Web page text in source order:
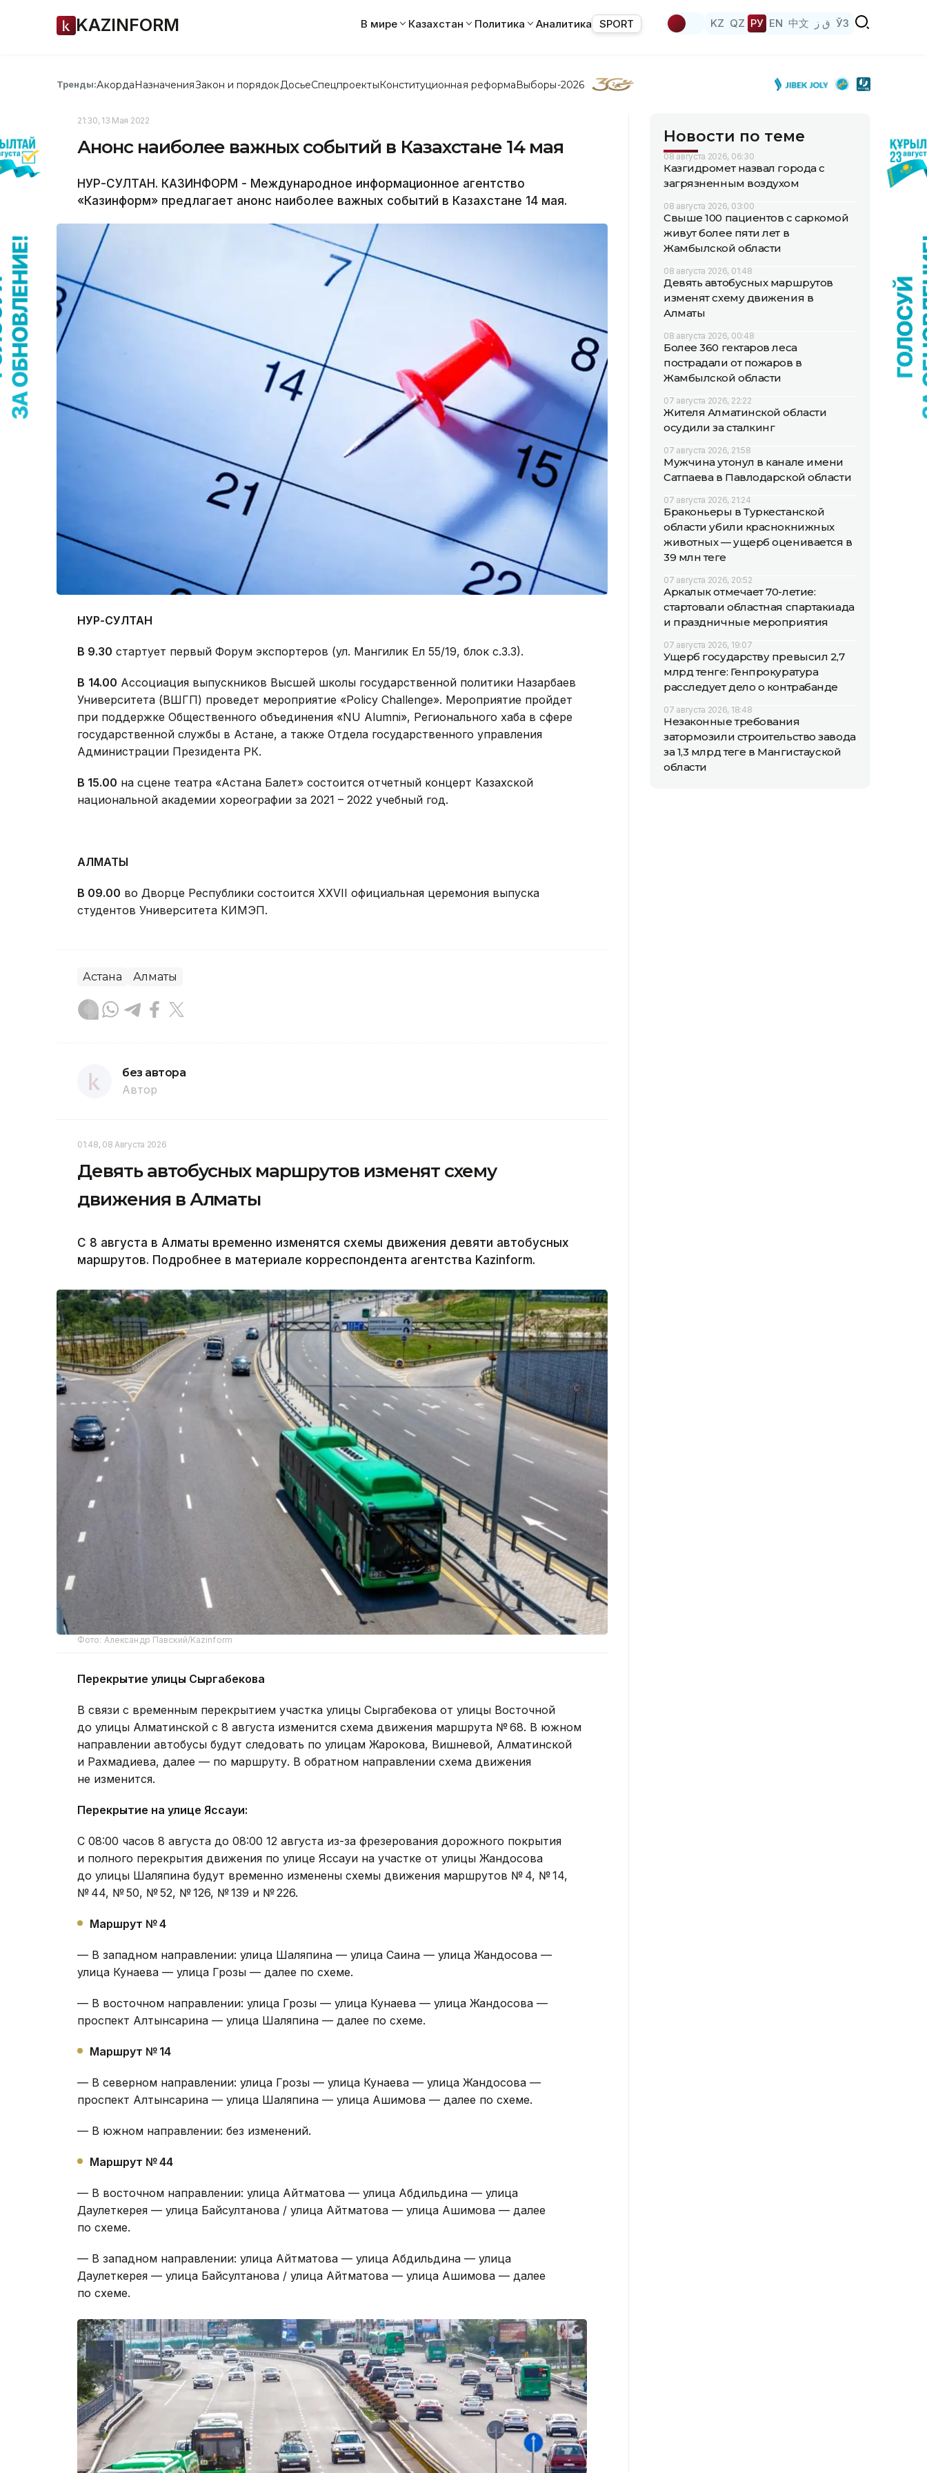
KAZINFORM В мире Казахстан Политика Аналитика SPORT KZ QZ РУ EN 中文 ق ز ЎЗ
Тренды:АкордаНазначенияЗакон и порядок ДосьеСпецпроектыКонституционная реформаВыборы-2026
21:30, 13 Мая 2022
Анонс наиболее важных событий в Казахстане 14 мая
НУР-СУЛТАН. КАЗИНФОРМ - Международное информационное агентство
«Казинформ» предлагает анонс наиболее важных событий в Казахстане 14 мая.
НУР-СУЛТАН
В 9.30 стартует первый Форум экспортеров (ул. Мангилик Ел 55/19, блок с.3.3).
В 14.00 Ассоциация выпускников Высшей школы государственной политики Назарбаев
Университета (ВШГП) проведет мероприятие «Policy Challenge». Мероприятие пройдет
при поддержке Общественного объединения «NU Alumni», Регионального хаба в сфере
государственной службы в Астане, а также Отдела государственного управления
Администрации Президента РК.
В 15.00 на сцене театра «Астана Балет» состоится отчетный концерт Казахской
национальной академии хореографии за 2021 – 2022 учебный год.
АЛМАТЫ
В 09.00 во Дворце Республики состоится XXVII официальная церемония выпуска
студентов Университета КИМЭП.
Астана Алматы
без автора
Автор
01:48, 08 Августа 2026
Девять автобусных маршрутов изменят схему
движения в Алматы
С 8 августа в Алматы временно изменятся схемы движения девяти автобусных
маршрутов. Подробнее в материале корреспондента агентства Kazinform.
Фото: Александр Павский/Kazinform
Перекрытие улицы Сыргабекова
В связи с временным перекрытием участка улицы Сыргабекова от улицы Восточной
до улицы Алматинской с 8 августа изменится схема движения маршрута № 68. В южном
направлении автобусы будут следовать по улицам Жарокова, Вишневой, Алматинской
и Рахмадиева, далее — по маршруту. В обратном направлении схема движения
не изменится.
Перекрытие на улице Яссауи:
С 08:00 часов 8 августа до 08:00 12 августа из-за фрезерования дорожного покрытия
и полного перекрытия движения по улице Яссауи на участке от улицы Жандосова
до улицы Шаляпина будут временно изменены схемы движения маршрутов № 4, № 14,
№ 44, № 50, № 52, № 126, № 139 и № 226.
Маршрут № 4
— В западном направлении: улица Шаляпина — улица Саина — улица Жандосова —
улица Кунаева — улица Грозы — далее по схеме.
— В восточном направлении: улица Грозы — улица Кунаева — улица Жандосова —
проспект Алтынсарина — улица Шаляпина — далее по схеме.
Маршрут № 14
— В северном направлении: улица Грозы — улица Кунаева — улица Жандосова —
проспект Алтынсарина — улица Шаляпина — улица Ашимова — далее по схеме.
— В южном направлении: без изменений.
Маршрут № 44
— В восточном направлении: улица Айтматова — улица Абдильдина — улица
Даулеткерея — улица Байсултанова / улица Айтматова — улица Ашимова — далее
по схеме.
— В западном направлении: улица Айтматова — улица Абдильдина — улица
Даулеткерея — улица Байсултанова / улица Айтматова — улица Ашимова — далее
по схеме.
Новости по теме
08 августа 2026, 06:30
Казгидромет назвал города с
загрязненным воздухом
08 августа 2026, 03:00
Свыше 100 пациентов с саркомой
живут более пяти лет в
Жамбылской области
08 августа 2026, 01:48
Девять автобусных маршрутов
изменят схему движения в
Алматы
08 августа 2026, 00:48
Более 360 гектаров леса
пострадали от пожаров в
Жамбылской области
07 августа 2026, 22:22
Жителя Алматинской области
осудили за сталкинг
07 августа 2026, 21:58
Мужчина утонул в канале имени
Сатпаева в Павлодарской области
07 августа 2026, 21:24
Браконьеры в Туркестанской
области убили краснокнижных
животных — ущерб оценивается в
39 млн теңге
07 августа 2026, 20:52
Аркалык отмечает 70-летие:
стартовали областная спартакиада
и праздничные мероприятия
07 августа 2026, 19:07
Ущерб государству превысил 2,7
млрд тенге: Генпрокуратура
расследует дело о контрабанде
07 августа 2026, 18:48
Незаконные требования
затормозили строительство завода
за 1,3 млрд теңге в Мангистауской
области